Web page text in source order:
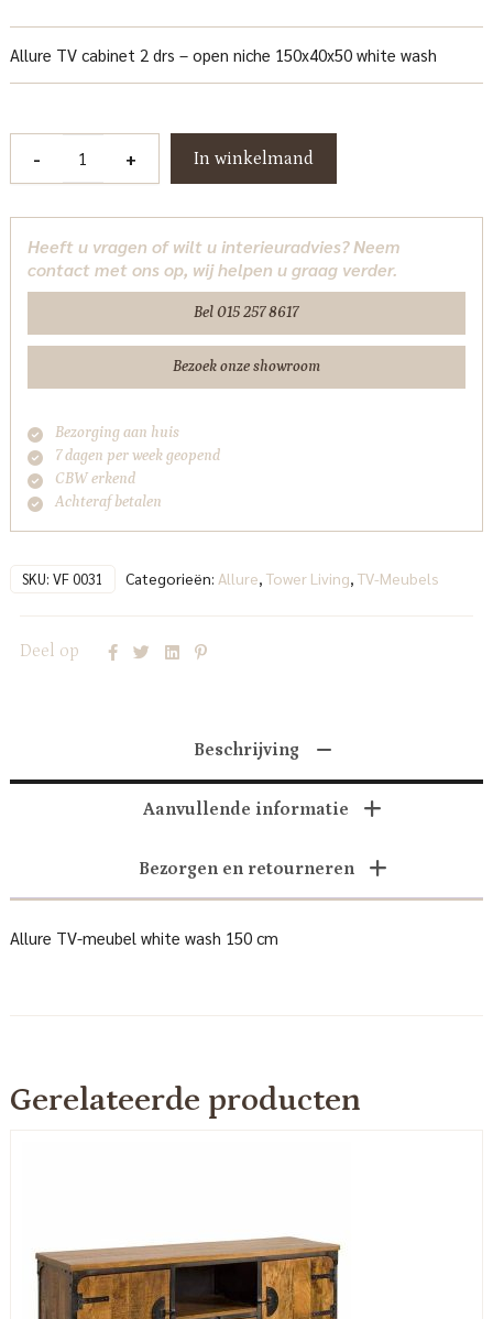
Allure TV cabinet 2 drs – open niche 150x40x50 white wash
-
white
wash
150
Tower
+ In winkelmand
Heeft u vragen of wilt u interieuradvies? Neem
contact met ons op, wij helpen u graag verder.
Bel 015 257 8617
Bezoek onze showroom
Bezorging aan huis
7 dagen per week geopend
CBW erkend
Achteraf betalen
SKU: VF 0031 Categorieën: Allure Tower Living TV-Meubels
Deel op
Beschrijving
Aanvullende informatie
Bezorgen en retourneren
Allure TV-meubel white wash 150 cm
Gerelateerde producten